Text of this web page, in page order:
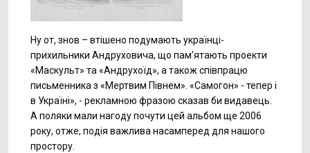
Ну от, знов – втішено подумають українці-
прихильники Андруховича, що пам’ятають проекти
«Маскульт» та «Андрухоїд», а також співпрацю
письменника з «Мертвим Півнем». «Самогон» - тепер і
в Україні», - рекламною фразою сказав би видавець.
А поляки мали нагоду почути цей альбом ще 2006
року, отже, подія важлива насамперед для нашого
простору.